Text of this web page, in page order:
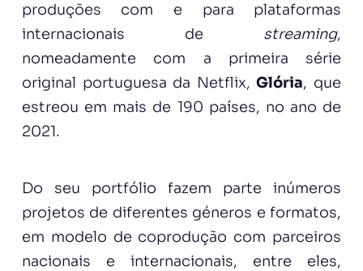
produções com e para plataformas
internacionais de streaming,
nomeadamente com a primeira série
original portuguesa da Netflix,Glória, que
estreou em mais de 190 países, no ano de
2021.
Do seu portfólio fazem parte inúmeros
projetos de diferentes géneros e formatos,
em modelo de coprodução com parceiros
nacionais e internacionais, entre eles,